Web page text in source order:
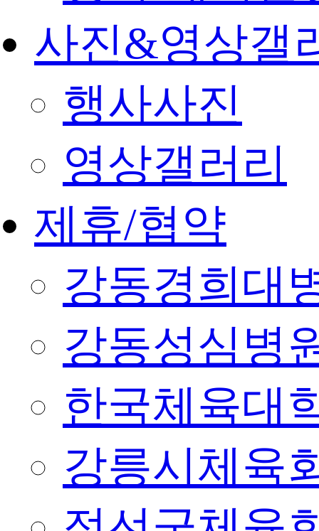
사진&영상갤
행사사진
영상갤러리
제휴/협약
강동경희대
강동성심병
한국체육대
강릉시체육